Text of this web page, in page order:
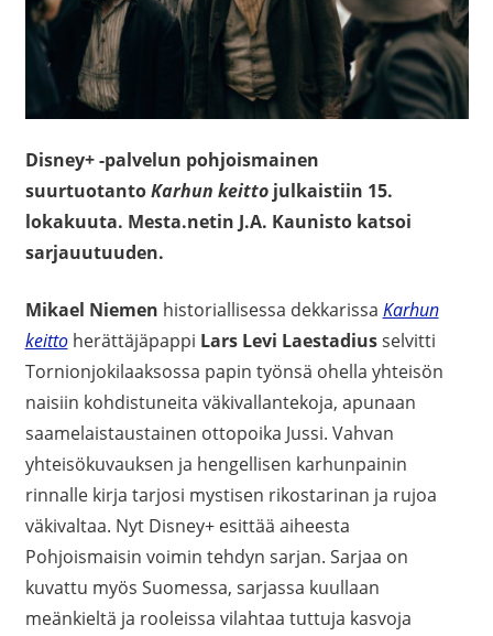
Disney+ -palvelun pohjoismainen
suurtuotantoKarhun keittojulkaistiin 15.
lokakuuta. Mesta.netin J.A. Kaunisto katsoi
sarjauutuuden.
Mikael Niemen historiallisessa dekkarissa Karhun
keittoherättäjäpappi Lars Levi Laestadiusselvitti
Tornionjokilaaksossa papin työnsä ohella yhteisön
naisiin kohdistuneita väkivallantekoja, apunaan
saamelaistaustainen ottopoika Jussi. Vahvan
yhteisökuvauksen ja hengellisen karhunpainin
rinnalle kirja tarjosi mystisen rikostarinan ja rujoa
väkivaltaa. Nyt Disney+ esittää aiheesta
Pohjoismaisin voimin tehdyn sarjan. Sarjaa on
kuvattu myös Suomessa, sarjassa kuullaan
meänkieltä ja rooleissa vilahtaa tuttuja kasvoja